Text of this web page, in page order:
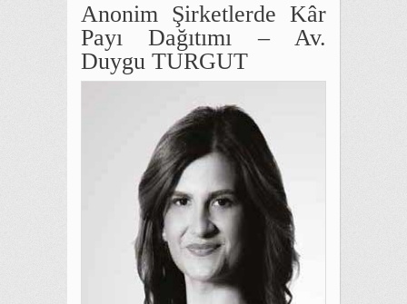
Anonim Şirketlerde Kâr
Payı Dağıtımı – Av.
Duygu TURGUT